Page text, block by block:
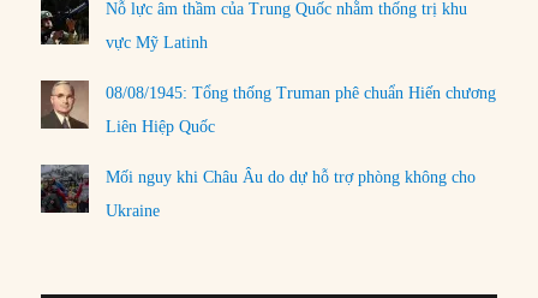
Nỗ lực âm thầm của Trung Quốc nhằm thống trị khu
vực Mỹ Latinh
08/08/1945: Tổng thống Truman phê chuẩn Hiến chương
Liên Hiệp Quốc
Mối nguy khi Châu Âu do dự hỗ trợ phòng không cho
Ukraine